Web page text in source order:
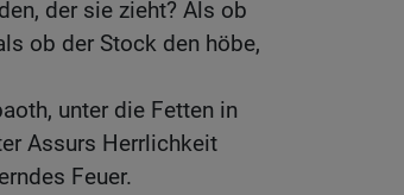
der sie zieht? Als ob
ob der Stock den höbe,
unter die Fetten in
Assurs Herrlichkeit
Feuer.